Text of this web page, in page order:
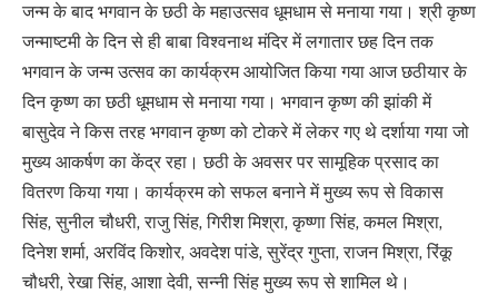
जन्म के बाद भगवान के छठी के महाउत्सव धूमधाम से मनाया गया। श्री कृष्ण
जन्माष्टमी के दिन से ही बाबा विश्वनाथ मंदिर में लगातार छह दिन तक
भगवान के जन्म उत्सव का कार्यक्रम आयोजित किया गया आज छठीयार के
दिन कृष्ण का छठी धूमधाम से मनाया गया। भगवान कृष्ण की झांकी में
बासुदेव ने किस तरह भगवान कृष्ण को टोकरे में लेकर गए थे दर्शाया गया जो
मुख्य आकर्षण का केंद्र रहा। छठी के अवसर पर सामूहिक प्रसाद का
वितरण किया गया। कार्यक्रम को सफल बनाने में मुख्य रूप से विकास
सिंह, सुनील चौधरी, राजु सिंह, गिरीश मिश्रा, कृष्णा सिंह, कमल मिश्रा,
दिनेश शर्मा, अरविंद किशोर, अवदेश पांडे, सुरेंद्र गुप्ता, राजन मिश्रा, रिंकू
चौधरी, रेखा सिंह, आशा देवी, सन्नी सिंह मुख्य रूप से शामिल थे।